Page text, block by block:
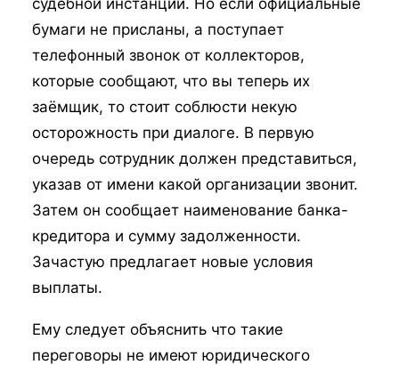
судебной инстанции. Но если официальные
бумаги не присланы, а поступает
телефонный звонок от коллекторов,
которые сообщают, что вы теперь их
заёмщик, то стоит соблюсти некую
осторожность при диалоге. В первую
очередь сотрудник должен представиться,
указав от имени какой организации звонит.
Затем он сообщает наименование банка-
кредитора и сумму задолженности.
Зачастую предлагает новые условия
выплаты.
Ему следует объяснить что такие
переговоры не имеют юридического